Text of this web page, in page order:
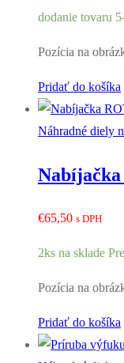
dodanie tovaru
Pozícia na
Pridať do košíka
Náhradné diely
€65,50 s DPH
2ks na sklade
Pozícia na
Pridať do košíka